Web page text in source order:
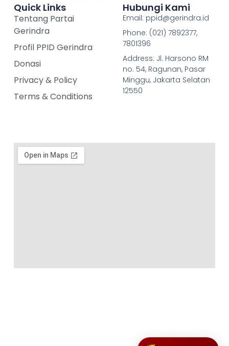
Quick Links
Tentang Partai
Gerindra
Profil PPID Gerindra
Donasi
Privacy & Policy
Terms & Conditions
Hubungi Kami
Email: ppid@gerindra.id
Phone: (021) 7892377,
7801396
Address: Jl. Harsono RM
no. 54, Ragunan, Pasar
Minggu, Jakarta Selatan
12550